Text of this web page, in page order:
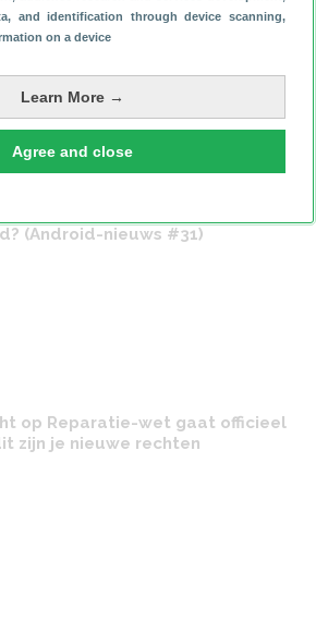
and identification through device scanning,
on a device
Learn More →
Agree and close
koel op hete
(Android-nieuws #31)
op Reparatie-wet gaat officieel
zijn je nieuwe rechten